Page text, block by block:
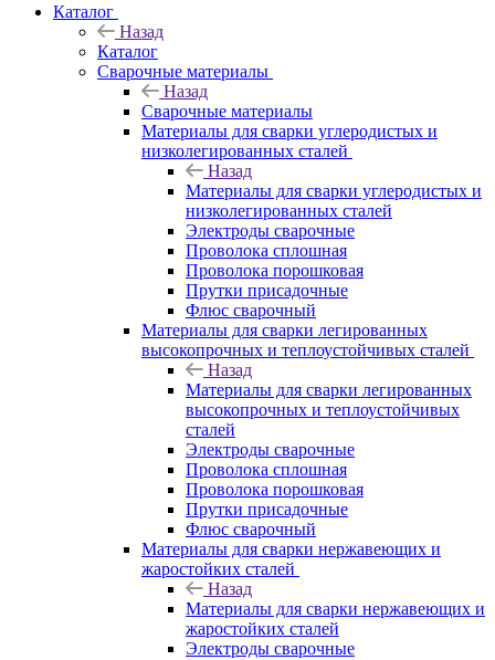
Каталог
Назад
Каталог
Сварочные материалы
Назад
Сварочные материалы
Материалы для сварки углеродистых и
низколегированных сталей
Назад
Материалы для сварки углеродистых и
низколегированных сталей
Электроды сварочные
Проволока сплошная
Проволока порошковая
Прутки присадочные
Флюс сварочный
Материалы для сварки легированных
высокопрочных и теплоустойчивых сталей
Назад
Материалы для сварки легированных
высокопрочных и теплоустойчивых
сталей
Электроды сварочные
Проволока сплошная
Проволока порошковая
Прутки присадочные
Флюс сварочный
Материалы для сварки нержавеющих и
жаростойких сталей
Назад
Материалы для сварки нержавеющих и
жаростойких сталей
Электроды сварочные